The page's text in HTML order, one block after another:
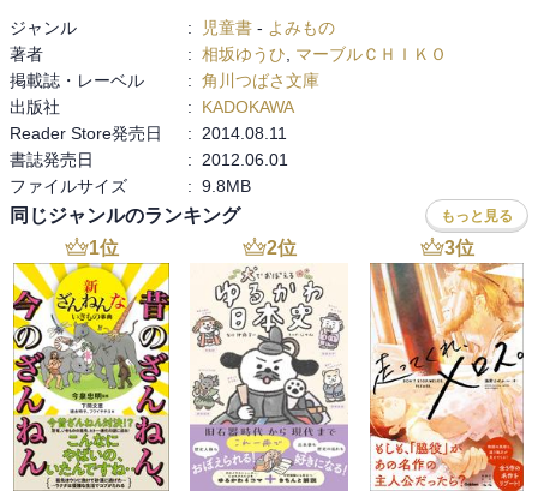
これだけ怪しげに楽しいアイルーに囲まれているのに
そこを疑うとは…案外、相棒は普通の神経持ちかも？
しかもこんなに苦労したというのに、宝物は…。
最初からそういう落ちだろうとは思いましたが
出てきたものにはびっくり。
今まで、単なる雑用を押し付けていただけとは。
長老、素晴らしい（笑）
ジャンル : 児童書 - よみもの
著者
: 相坂ゆうひ
マーブルＣＨＩＫＯ
掲載誌・レーベル
: 角川つばさ文庫
出版社
:
KADOKAWA
Reader Store発売日
:
2014.08.11
書誌発売日
:
2012.06.01
ファイルサイズ
: 9.8MB
同じジャンルのランキング もっと見る
1位 2位 3位